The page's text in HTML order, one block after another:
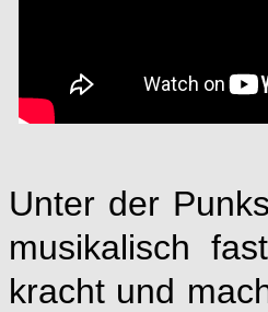
Unter der
musikalisch
kracht und